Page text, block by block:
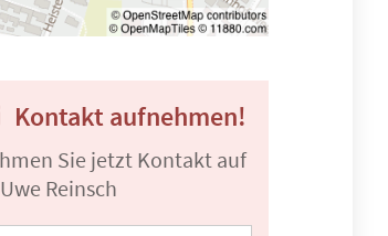
Kontakt aufnehmen!
Sie jetzt Kontakt auf
Reinsch